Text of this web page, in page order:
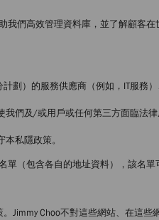
們高效管理資料庫，並了解顧客
劃）的服務供應商（例如，IT服務
們及/或用戶或任何第三方面臨法
私隱政策。
（包含各自的地址資料），該名單
Jimmy Choo不對這些網站、在這